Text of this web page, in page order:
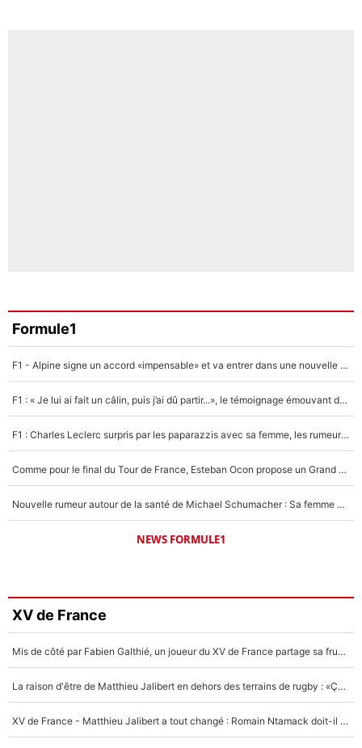
Formule1
F1 - Alpine signe un accord «impensable» et va entrer dans une nouvelle dimension : Grande nouvelle pour Pierre Gasly !
F1 : « Je lui ai fait un câlin, puis j’ai dû partir...», le témoignage émouvant de Max Verstappen sur sa fille
F1 : Charles Leclerc surpris par les paparazzis avec sa femme, les rumeurs étaient vraies !
Comme pour le final du Tour de France, Esteban Ocon propose un Grand Prix de Formule 1 à Paris : «Autour de l’Arc de Triomphe, ce serait génial» !
Nouvelle rumeur autour de la santé de Michael Schumacher : Sa femme Corinna sort du silence
NEWS FORMULE1
XV de France
Mis de côté par Fabien Galthié, un joueur du XV de France partage sa frustration : «ils ne me l’ont pas dit tout de suite»
La raison d'être de Matthieu Jalibert en dehors des terrains de rugby : «Ça m'atteint autant que si tu touches à un membre de ma famille»
XV de France - Matthieu Jalibert a tout changé : Romain Ntamack doit-il s’inquiéter pour sa place à un an de la Coupe du monde ?